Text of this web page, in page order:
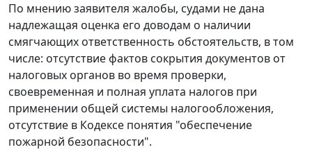
По мнению заявителя жалобы, судами не дана
надлежащая оценка его доводам о наличии
смягчающих ответственность обстоятельств, в том
числе: отсутствие фактов сокрытия документов от
налоговых органов во время проверки,
своевременная и полная уплата налогов при
применении общей системы налогообложения,
отсутствие в Кодексе понятия "обеспечение
пожарной безопасности".